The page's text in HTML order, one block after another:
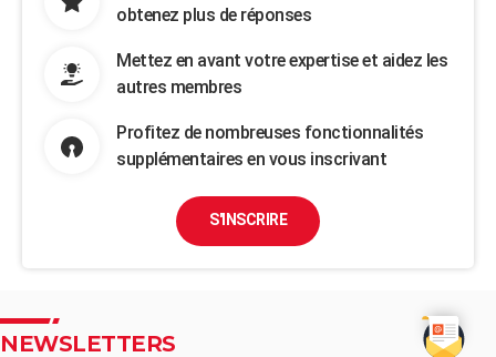
obtenez plus de réponses
Mettez en avant votre expertise et aidez les
autres membres
Profitez de nombreuses fonctionnalités
supplémentaires en vous inscrivant
S'INSCRIRE
NEWSLETTERS